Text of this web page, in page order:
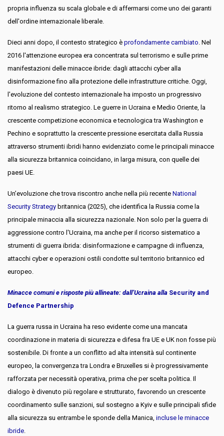
propria influenza su scala globale e di affermarsi come uno dei garanti
dell'ordine internazionale liberale.
Dieci anni dopo, il contesto strategico è profondamente cambiato . Nel
2016 l'attenzione europea era concentrata sul terrorismo e sulle prime
manifestazioni delle minacce ibride: dagli attacchi cyber alla
disinformazione fino alla protezione delle infrastrutture critiche. Oggi,
l'evoluzione del contesto internazionale ha imposto un progressivo
ritorno al realismo strategico. Le guerre in Ucraina e Medio Oriente, la
crescente competizione economica e tecnologica tra Washington e
Pechino e soprattutto la crescente pressione esercitata dalla Russia
attraverso strumenti ibridi hanno evidenziato come le principali minacce
alla sicurezza britannica coincidano, in larga misura, con quelle dei
paesi UE.
Un’evoluzione che trova riscontro anche nella più recente National
Security Strategy britannica (2025), che identifica la Russia come la
principale minaccia alla sicurezza nazionale. Non solo per la guerra di
aggressione contro l'Ucraina, ma anche per il ricorso sistematico a
strumenti di guerra ibrida: disinformazione e campagne di influenza,
attacchi cyber e operazioni ostili condotte sul territorio britannico ed
europeo.
Minacce comuni e risposte più allineate: dall’Ucraina alla Security and
Defence Partnership
La guerra russa in Ucraina ha reso evidente come una mancata
coordinazione in materia di sicurezza e difesa fra UE e UK non fosse più
sostenibile. Di fronte a un conflitto ad alta intensità sul continente
europeo, la convergenza tra Londra e Bruxelles si è progressivamente
rafforzata per necessità operativa, prima che per scelta politica. Il
dialogo è divenuto più regolare e strutturato, favorendo un crescente
coordinamento sulle sanzioni, sul sostegno a Kyiv e sulle principali sfide
alla sicurezza su entrambe le sponde della Manica, incluse le minacce
ibride